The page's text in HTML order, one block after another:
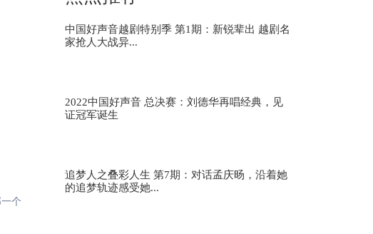
dp龙猪《风吹一夏》 为歌而赞2第8期
信&乃万《唯一》 为歌而赞2第8期
个
中国好声音越剧特别季 第1期：新锐辈出 越剧名
家抢人大战异...
2022中国好声音 总决赛：刘德华再唱经典，见
证冠军诞生
追梦人之叠彩人生 第7期：对话孟庆旸，沿着她
的追梦轨迹感受她...